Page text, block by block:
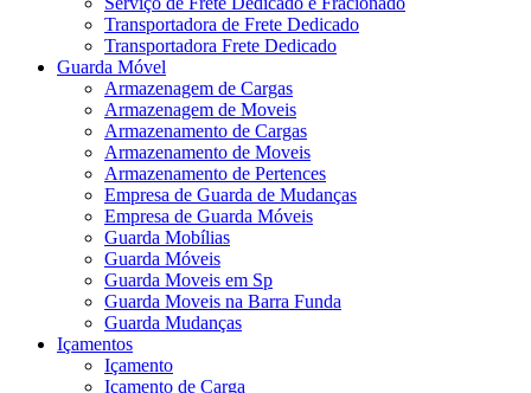
Transportadora de Frete Dedicado
Transportadora Frete Dedicado
Guarda Móvel
Armazenagem de Cargas
Armazenagem de Moveis
Armazenamento de Cargas
Armazenamento de Moveis
Armazenamento de Pertences
Empresa de Guarda de Mudanças
Empresa de Guarda Móveis
Guarda Mobílias
Guarda Móveis
Guarda Moveis em Sp
Guarda Moveis na Barra Funda
Guarda Mudanças
Içamentos
Içamento
Içamento de Carga